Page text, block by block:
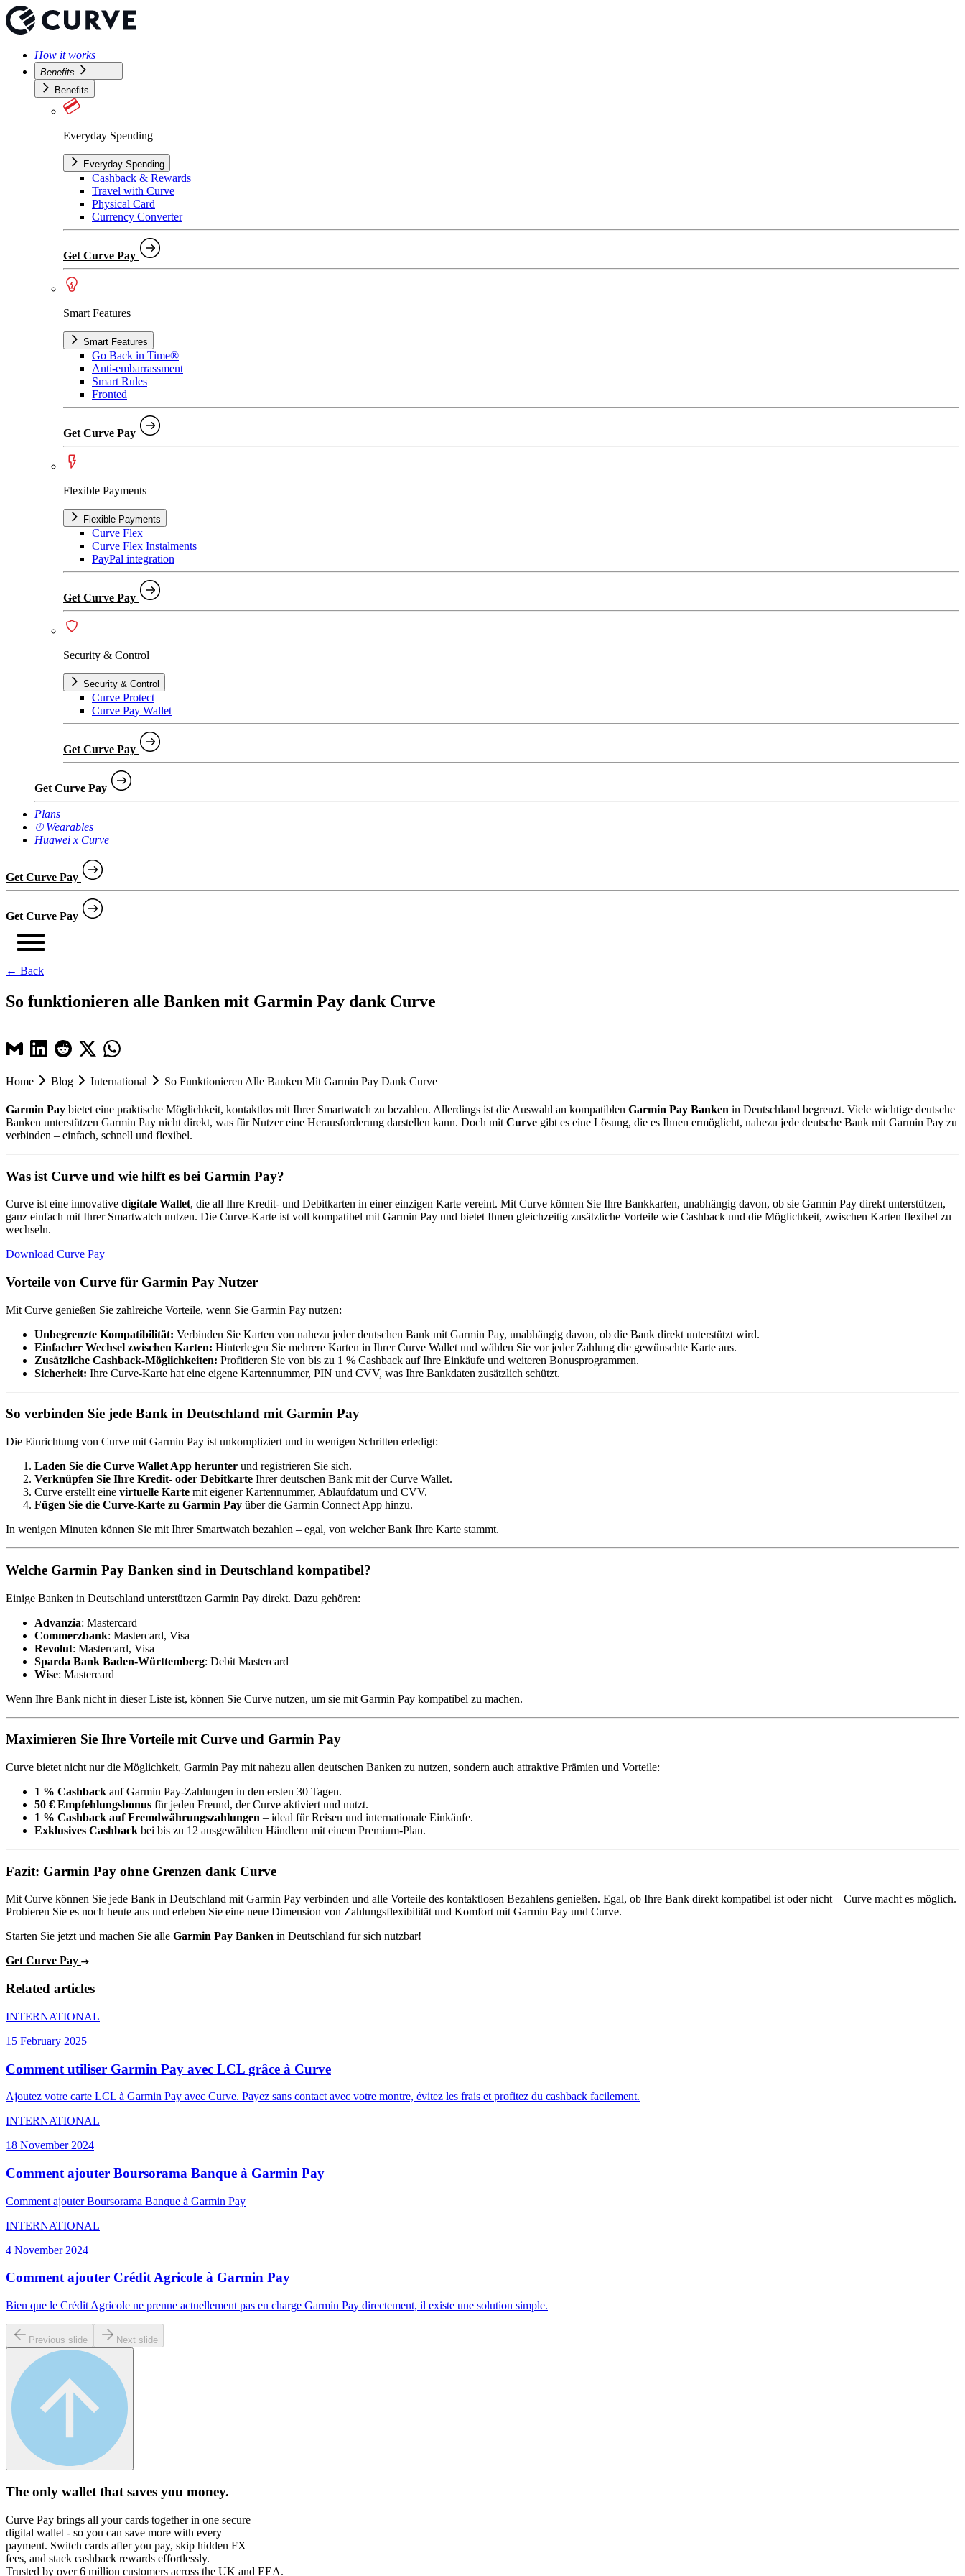
How it works
Benefits
Benefits
Everyday Spending
Everyday Spending
Cashback & Rewards
Travel with Curve
Physical Card
Currency Converter
Get Curve Pay
Smart Features
Smart Features
Go Back in Time®
Anti-embarrassment
Smart Rules
Fronted
Get Curve Pay
Flexible Payments
Flexible Payments
Curve Flex
Curve Flex Instalments
PayPal integration
Get Curve Pay
Security & Control
Security & Control
Curve Protect
Curve Pay Wallet
Get Curve Pay
Get Curve Pay
Plans
⌚︎ Wearables
Huawei x Curve
Get Curve Pay
Get Curve Pay
← Back
So funktionieren alle Banken mit Garmin Pay dank Curve
Home Blog International So Funktionieren Alle Banken Mit Garmin Pay Dank Curve
Garmin Pay bietet eine praktische Möglichkeit, kontaktlos mit Ihrer Smartwatch zu bezahlen. Allerdings ist die Auswahl an kompatiblen Garmin Pay Banken in Deutschland begrenzt. Viele wichtige deutsche
Banken unterstützen Garmin Pay nicht direkt, was für Nutzer eine Herausforderung darstellen kann. Doch mit Curve gibt es eine Lösung, die es Ihnen ermöglicht, nahezu jede deutsche Bank mit Garmin Pay zu
verbinden – einfach, schnell und flexibel.
Was ist Curve und wie hilft es bei Garmin Pay?
Curve ist eine innovative digitale Wallet, die all Ihre Kredit- und Debitkarten in einer einzigen Karte vereint. Mit Curve können Sie Ihre Bankkarten, unabhängig davon, ob sie Garmin Pay direkt unterstützen,
ganz einfach mit Ihrer Smartwatch nutzen. Die Curve-Karte ist voll kompatibel mit Garmin Pay und bietet Ihnen gleichzeitig zusätzliche Vorteile wie Cashback und die Möglichkeit, zwischen Karten flexibel zu
wechseln.
Download Curve Pay
Vorteile von Curve für Garmin Pay Nutzer
Mit Curve genießen Sie zahlreiche Vorteile, wenn Sie Garmin Pay nutzen:
Unbegrenzte Kompatibilität: Verbinden Sie Karten von nahezu jeder deutschen Bank mit Garmin Pay, unabhängig davon, ob die Bank direkt unterstützt wird.
Einfacher Wechsel zwischen Karten: Hinterlegen Sie mehrere Karten in Ihrer Curve Wallet und wählen Sie vor jeder Zahlung die gewünschte Karte aus.
Zusätzliche Cashback-Möglichkeiten: Profitieren Sie von bis zu 1 % Cashback auf Ihre Einkäufe und weiteren Bonusprogrammen.
Sicherheit: Ihre Curve-Karte hat eine eigene Kartennummer, PIN und CVV, was Ihre Bankdaten zusätzlich schützt.
So verbinden Sie jede Bank in Deutschland mit Garmin Pay
Die Einrichtung von Curve mit Garmin Pay ist unkompliziert und in wenigen Schritten erledigt:
Laden Sie die Curve Wallet App herunter und registrieren Sie sich.
Verknüpfen Sie Ihre Kredit- oder Debitkarte Ihrer deutschen Bank mit der Curve Wallet.
Curve erstellt eine virtuelle Karte mit eigener Kartennummer, Ablaufdatum und CVV.
Fügen Sie die Curve-Karte zu Garmin Pay über die Garmin Connect App hinzu.
In wenigen Minuten können Sie mit Ihrer Smartwatch bezahlen – egal, von welcher Bank Ihre Karte stammt.
Welche Garmin Pay Banken sind in Deutschland kompatibel?
Einige Banken in Deutschland unterstützen Garmin Pay direkt. Dazu gehören:
Advanzia: Mastercard
Commerzbank: Mastercard, Visa
Revolut: Mastercard, Visa
Sparda Bank Baden-Württemberg: Debit Mastercard
Wise: Mastercard
Wenn Ihre Bank nicht in dieser Liste ist, können Sie Curve nutzen, um sie mit Garmin Pay kompatibel zu machen.
Maximieren Sie Ihre Vorteile mit Curve und Garmin Pay
Curve bietet nicht nur die Möglichkeit, Garmin Pay mit nahezu allen deutschen Banken zu nutzen, sondern auch attraktive Prämien und Vorteile:
1 % Cashback auf Garmin Pay-Zahlungen in den ersten 30 Tagen.
50 € Empfehlungsbonus für jeden Freund, der Curve aktiviert und nutzt.
1 % Cashback auf Fremdwährungszahlungen – ideal für Reisen und internationale Einkäufe.
Exklusives Cashback bei bis zu 12 ausgewählten Händlern mit einem Premium-Plan.
Fazit: Garmin Pay ohne Grenzen dank Curve
Mit Curve können Sie jede Bank in Deutschland mit Garmin Pay verbinden und alle Vorteile des kontaktlosen Bezahlens genießen. Egal, ob Ihre Bank direkt kompatibel ist oder nicht – Curve macht es möglich.
Probieren Sie es noch heute aus und erleben Sie eine neue Dimension von Zahlungsflexibilität und Komfort mit Garmin Pay und Curve.
Starten Sie jetzt und machen Sie alle Garmin Pay Banken in Deutschland für sich nutzbar!
Get Curve Pay
Related articles
INTERNATIONAL
15 February 2025
Comment utiliser Garmin Pay avec LCL grâce à Curve
Ajoutez votre carte LCL à Garmin Pay avec Curve. Payez sans contact avec votre montre, évitez les frais et profitez du cashback facilement.
INTERNATIONAL
18 November 2024
Comment ajouter Boursorama Banque à Garmin Pay
Comment ajouter Boursorama Banque à Garmin Pay
INTERNATIONAL
4 November 2024
Comment ajouter Crédit Agricole à Garmin Pay
Bien que le Crédit Agricole ne prenne actuellement pas en charge Garmin Pay directement, il existe une solution simple.
Previous slide Next slide
The only wallet that saves you money.
Curve Pay brings all your cards together in one secure
digital wallet - so you can save more with every
payment. Switch cards after you pay, skip hidden FX
fees, and stack cashback rewards effortlessly.
Trusted by over 6 million customers across the UK and EEA.